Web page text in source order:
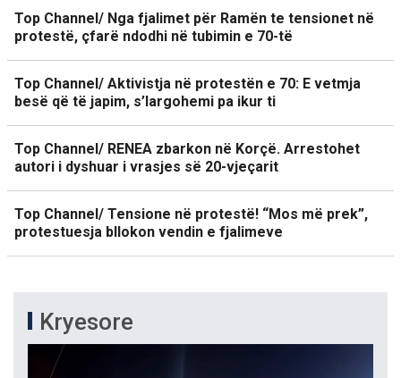
Top Channel/ Nga fjalimet për Ramën te tensionet në
protestë, çfarë ndodhi në tubimin e 70-të
Top Channel/ Aktivistja në protestën e 70: E vetmja
besë që të japim, s’largohemi pa ikur ti
Top Channel/ RENEA zbarkon në Korçë. Arrestohet
autori i dyshuar i vrasjes së 20-vjeçarit
Top Channel/ Tensione në protestë! “Mos më prek”,
protestuesja bllokon vendin e fjalimeve
Kryesore